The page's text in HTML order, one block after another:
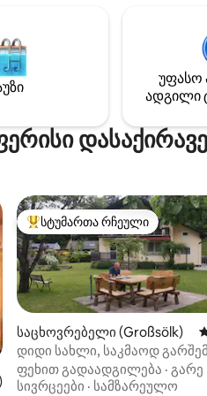
უფასო
ადგილი
5‑დან 4,82, 112
სტუმართა რჩეული მოწინავე
სტუმართა რჩეული
საცხოვრებელი (Großsölk)
დიდი სახლი, საკმაოდ
ლამაზი ბაღი
ფეხით გადაადგილება · გარე
სივრცეები · სამზარეულო